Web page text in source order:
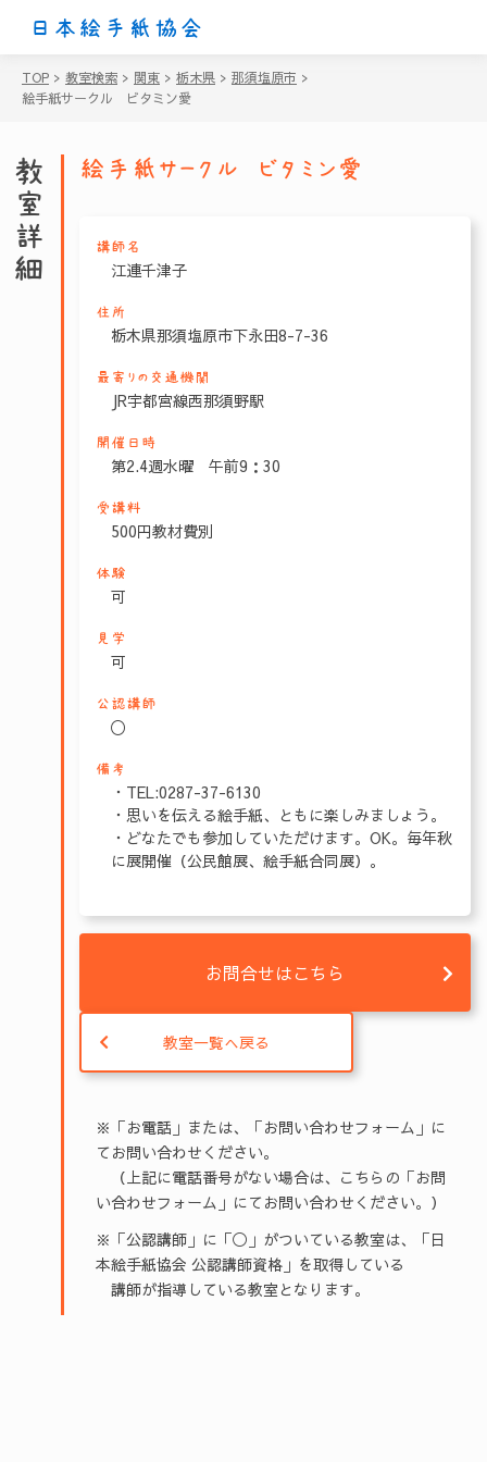
日本絵手紙協会
TOP > 教室検索 > 関東 > 栃木県 > 那須塩原市 >
絵手紙サークル ビタミン愛
教室詳細 絵手紙サークル ビタミン愛
講師名
江連千津子
住所
栃木県那須塩原市下永田8-7-36
最寄りの交通機関
JR宇都宮線西那須野駅
開催日時
第2.4週水曜 午前9：30
受講料
500円教材費別
体験
可
見学
可
公認講師
〇
備考
・TEL:0287-37-6130
・思いを伝える絵手紙、ともに楽しみましょう。
・どなたでも参加していただけます。OK。毎年秋
に展開催（公民館展、絵手紙合同展）。
お問合せはこちら
教室一覧へ戻る
※「お電話」または、「お問い合わせフォーム」に
てお問い合わせください。
（上記に電話番号がない場合は、こちらの「お問
い合わせフォーム」にてお問い合わせください。）
※「公認講師」に「◯」がついている教室は、「日
本絵手紙協会 公認講師資格」を取得している
講師が指導している教室となります。